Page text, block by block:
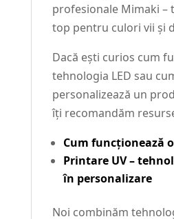
profesionale Mimaki –
top pentru culori vii și
Dacă ești curios cum
tehnologia LED sau
personalizează un
îți recomandăm
Cum funcționează
Printare UV –
în personalizare
Noi combinăm